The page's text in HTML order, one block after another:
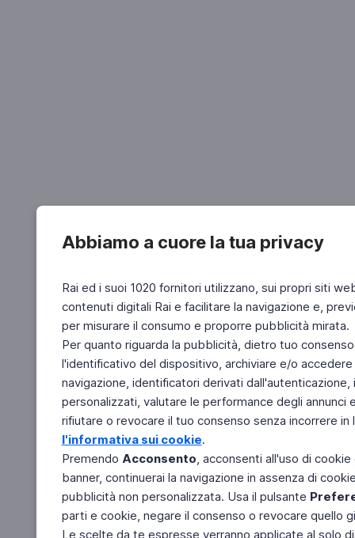
Abbiamo a cuore la tua privacy
Rai ed i suoi 1020 fornitori utilizzano, sui propri siti
contenuti digitali Rai e facilitare la navigazione e,
per misurare il consumo e proporre pubblicità mirata.
Per quanto riguarda la pubblicità, dietro tuo
l'identificativo del dispositivo, archiviare e/o
navigazione, identificatori derivati
personalizzati, valutare le performance degli
rifiutare o revocare il tuo consenso senza incorrere
l'informativa sui cookie.
Premendo Acconsento, acconsenti all'uso di
banner, continuerai la navigazione in assenza di
pubblicità non personalizzata. Usa il pulsante
parti e cookie, negare il consenso o revocare quello
Le scelte da te espresse verranno applicate al solo